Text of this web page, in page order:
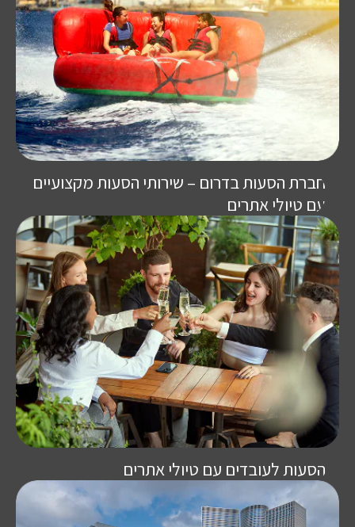
חברת הסעות בדרום – שירותי הסעות מקצועיים
עם טיולי אתרים
הסעות לעובדים עם טיולי אתרים